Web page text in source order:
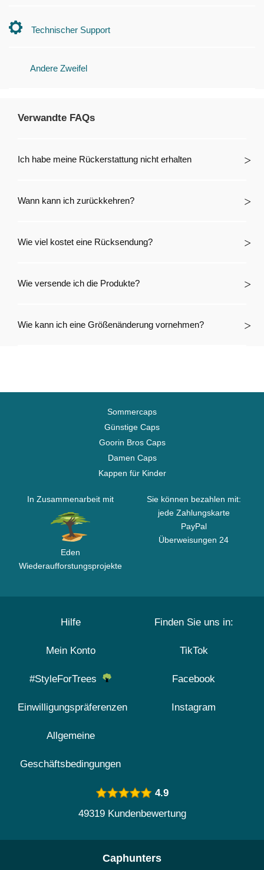
Technischer Support
Andere Zweifel
Verwandte FAQs
Ich habe meine Rückerstattung nicht erhalten
Wann kann ich zurückkehren?
Wie viel kostet eine Rücksendung?
Wie versende ich die Produkte?
Wie kann ich eine Größenänderung vornehmen?
Sommercaps
Günstige Caps
Goorin Bros Caps
Damen Caps
Kappen für Kinder
In Zusammenarbeit mit
Eden
Wiederaufforstungsprojekte
Sie können bezahlen mit:
jede Zahlungskarte
PayPal
Überweisungen 24
Hilfe
Mein Konto
#StyleForTrees
Einwilligungspräferenzen
Allgemeine
Geschäftsbedingungen
Finden Sie uns in:
TikTok
Facebook
Instagram
4.9
49319 Kundenbewertung
Caphunters